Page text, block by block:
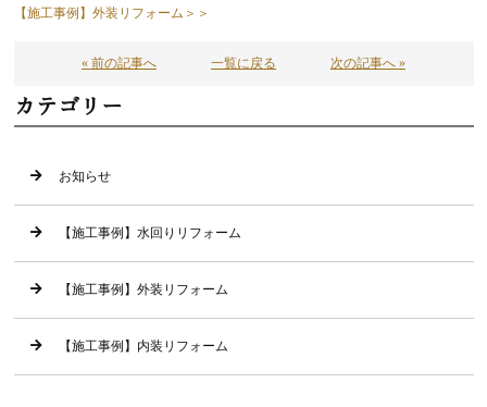
【施工事例】外装リフォーム＞＞
« 前の記事へ 一覧に戻る 次の記事へ »
カテゴリー
お知らせ
【施工事例】水回りリフォーム
【施工事例】外装リフォーム
【施工事例】内装リフォーム